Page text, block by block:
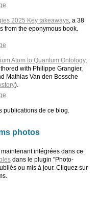
2025 Key takeaways, a 38
from the eponymous book.
Atom to Quantum Ontology,
with Philippe Grangier,
Mathias Van den Bossche
).
publications de ce blog.
photos
intégrées dans ce
dans le plugin "Photo-
ou mis à jour. Cliquez sur